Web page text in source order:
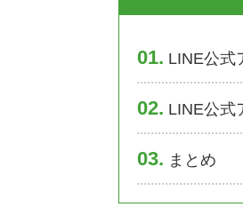
1 LINE公式
2 LINE公式
3 まとめ